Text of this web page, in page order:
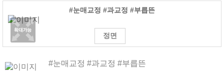
#눈매교정 #과교정 #부릅뜬
정면
#눈매교정 #과교정 #부릅뜬